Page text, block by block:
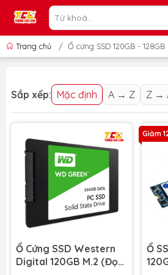
Trang chủ / Ổ cứng SSD 120GB - 128GB
Sắp xếp: Mặc định A → Z Z →
Ổ Cứng SSD Western
Digital 120GB M.2 (Đọc:
Giảm
Ổ